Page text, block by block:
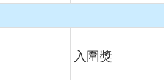
入圍獎